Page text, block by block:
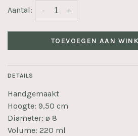
Aantal: +
-
TOEVOEGEN AAN
DETAILS
Handgemaakt
Hoogte: 9,50 cm
Diameter: ø 8
Volume: 220 ml